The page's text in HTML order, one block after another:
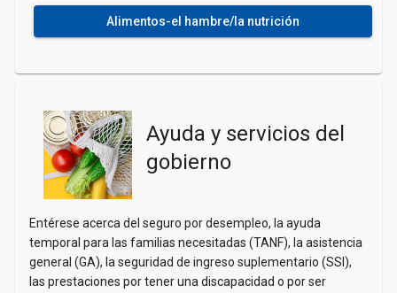
Alimentos-el hambre/la nutrición
Ayuda y servicios del
gobierno
Entérese acerca del seguro por desempleo, la ayuda
temporal para las familias necesitadas (TANF), la asistencia
general (GA), la seguridad de ingreso suplementario (SSI),
las prestaciones por tener una discapacidad o por ser